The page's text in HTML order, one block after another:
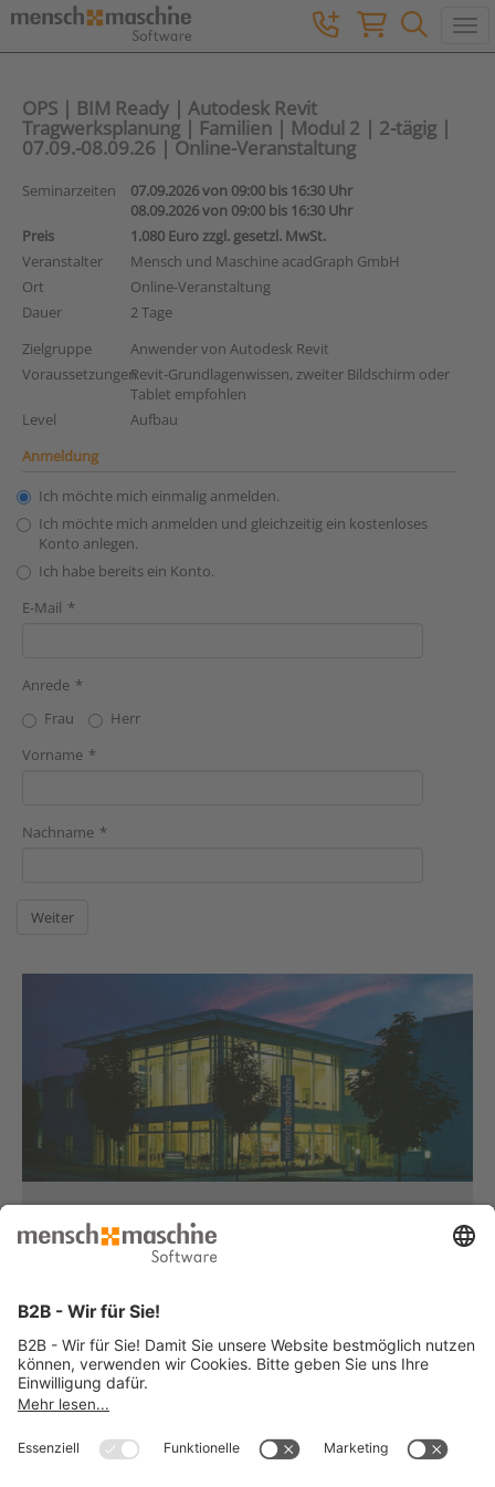
OPS | BIM Ready | Autodesk Revit
Tragwerksplanung | Familien | Modul 2 | 2-tägig |
07.09.-08.09.26 | Online-Veranstaltung
Seminarzeiten
07.09.2026 von 09:00 bis 16:30 Uhr
08.09.2026 von 09:00 bis 16:30 Uhr
Preis
1.080 Euro zzgl. gesetzl. MwSt.
Veranstalter
Mensch und Maschine acadGraph GmbH
Ort
Online-Veranstaltung
Dauer
2 Tage
Zielgruppe
Anwender von Autodesk Revit
VoraussetzungenRevit-Grundlagenwissen, zweiter Bildschirm oder
Tablet empfohlen
Level
Aufbau
Anmeldung
Ich möchte mich einmalig anmelden.
Ich möchte mich anmelden und gleichzeitig ein kostenloses
Konto anlegen.
Ich habe bereits ein Konto.
E-Mail
Anrede
Frau
Herr
Vorname
Nachname
Haben Sie Fragen?
Dann rufen Sie uns an...
von 08:30 bis 12:00 Uhr
und 12:30 bis 17:00 Uhr
Freitag
und 12:30 bis 15:00 Uhr